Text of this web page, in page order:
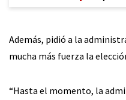
Además, pidió a la
mucha más fuerza la
“Hasta el momento, la